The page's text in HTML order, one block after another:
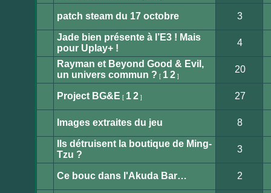
message
message
non
patch steam du 17 octobre 3
Aucun
message
non
Jade bien présente à l’E3 ! Mais
pour Uplay+ !
4
Aucun
message
non
Rayman et Beyond Good & Evil,
un univers commun ? [ 1 2]
20
message
non
Project BG&E [ 1 2] 27
message
Images extraites du jeu 8
Aucun
message
non
Ils détruisent la boutique de Ming-
Tzu ?
3
message
Ce bouc dans l'Akuda Bar… 2